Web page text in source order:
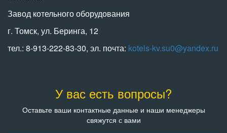
Завод котельного оборудования
г. Томск, ул. Беринга, 12
тел.: 8-913-222-83-30, эл. почта: kotels-kv.su0@yandex.ru
У вас есть вопросы?
Оставьте ваши контактные данные и наши менеджеры
свяжутся с вами